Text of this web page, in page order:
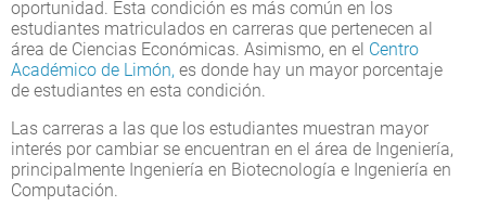
oportunidad. Esta condición es más común en los
estudiantes matriculados en carreras que pertenecen al
área de Ciencias Económicas. Asimismo, en el Centro
Académico de Limón, es donde hay un mayor porcentaje
de estudiantes en esta condición.
Las carreras a las que los estudiantes muestran mayor
interés por cambiar se encuentran en el área de Ingeniería,
principalmente Ingeniería en Biotecnología e Ingeniería en
Computación.